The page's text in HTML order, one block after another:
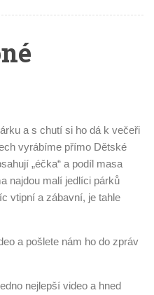
a s chutí si ho dá k večeři
vyrábíme přímo Dětské
„éčka“ a podíl masa
najdou malí jedlíci párků
vtipní a zábavní, je tahle
a pošlete nám ho do zpráv
nejlepší video a hned